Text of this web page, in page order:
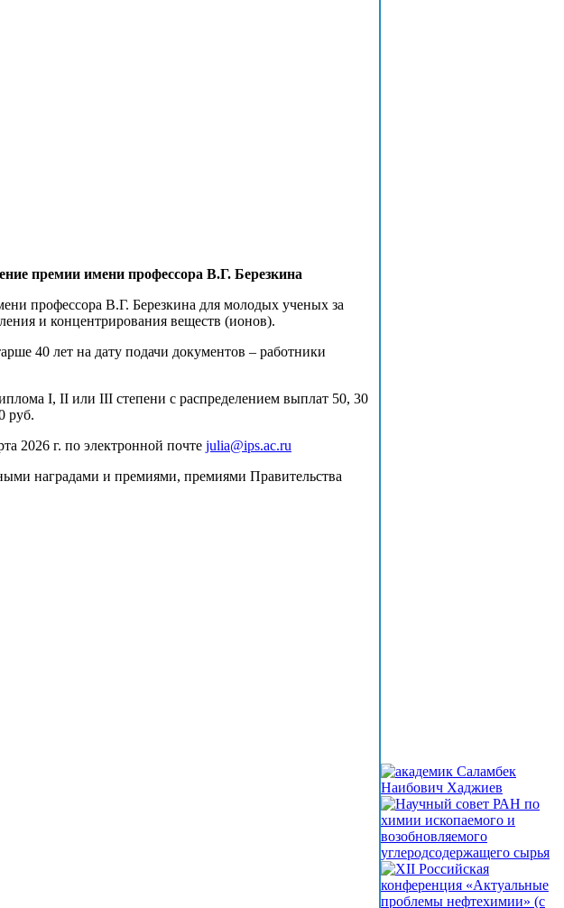
премии имени профессора В.Г. Березкина
профессора В.Г. Березкина для молодых ученых за
и концентрирования веществ (ионов).
40 лет на дату подачи документов – работники
I, II или III степени с распределением выплат 50, 30
руб.
2026 г. по электронной почте julia@ips.ac.ru
наградами и премиями, премиями Правительства